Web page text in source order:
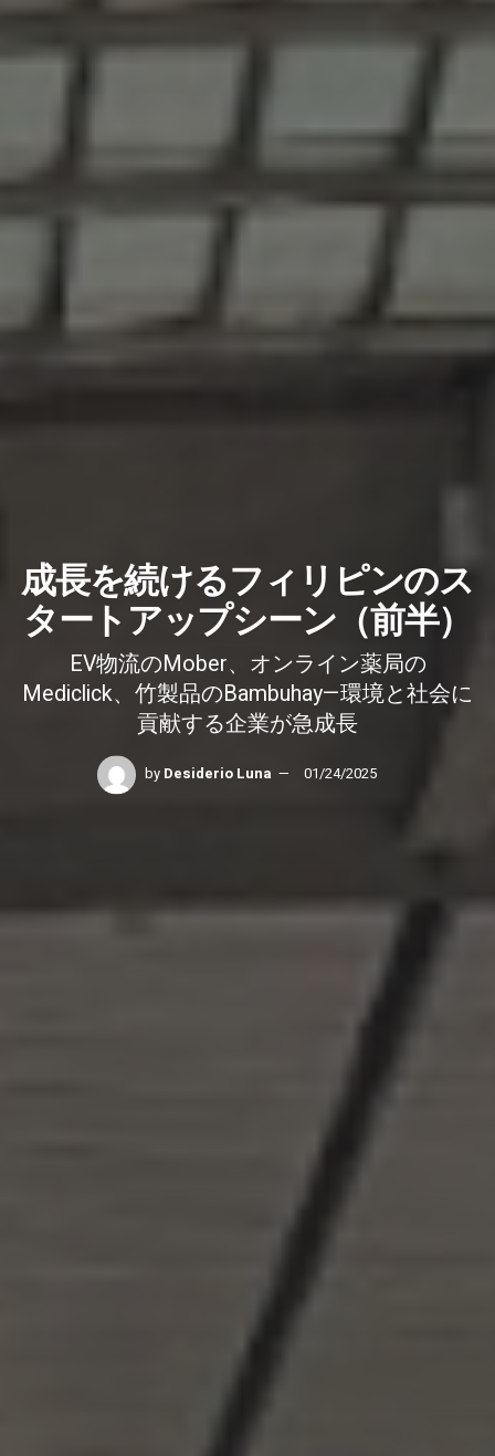
成長を続けるフィリピンのス
タートアップシーン（前半）
EV物流のMober、オンライン薬局の
Mediclick、竹製品のBambuhay—環境と社会に
貢献する企業が急成長
by Desiderio Luna 01/24/2025